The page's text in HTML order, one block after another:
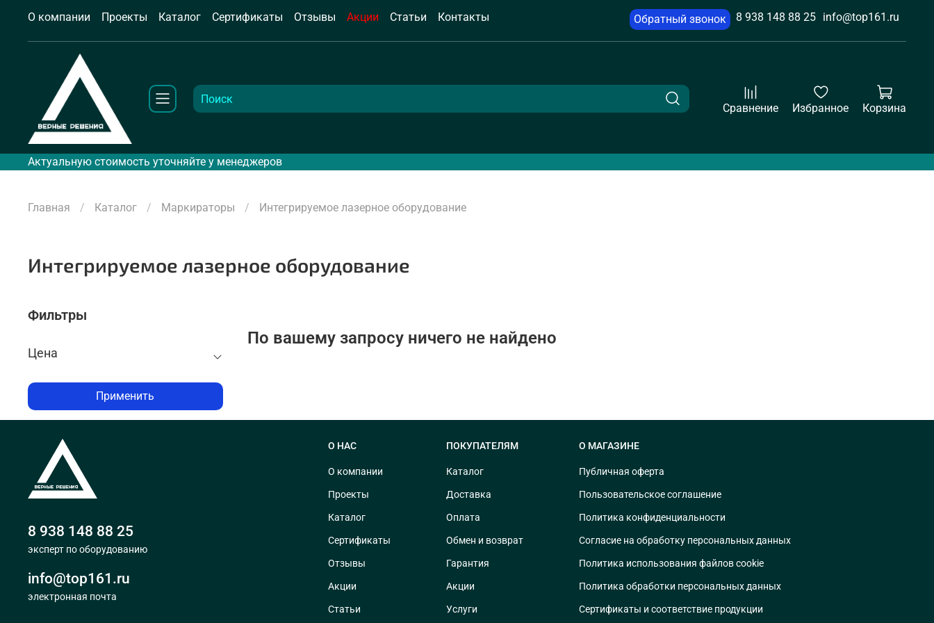
О компании Проекты Каталог Сертификаты Отзывы Акции Статьи Контакты Обратный звонок 8 938 148 88 25 info@top161.ru
Сравнение Избранное Корзина
Актуальную стоимость уточняйте у менеджеров
Главная Каталог Маркираторы Интегрируемое лазерное оборудование
Интегрируемое лазерное оборудование
По вашему запросу ничего не найдено
Фильтры
Цена
Применить
О НАС
О компании
Проекты
Каталог
Сертификаты
Отзывы
Акции
Статьи
ПОКУПАТЕЛЯМ
Каталог
Доставка
Оплата
Обмен и возврат
Гарантия
Акции
Услуги
О МАГАЗИНЕ
Публичная оферта
Пользовательское соглашение
Политика конфиденциальности
Согласие на обработку персональных данных
Политика использования файлов cookie
Политика обработки персональных данных
Сертификаты и соответствие продукции
8 938 148 88 25
эксперт по оборудованию
info@top161.ru
электронная почта